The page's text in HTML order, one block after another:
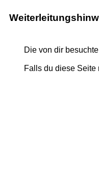
Die von dir
Falls du diese Seite